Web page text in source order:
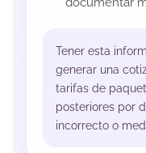
Tener esta
generar una
tarifas de
posteriores por
incorrecto o